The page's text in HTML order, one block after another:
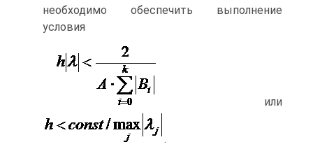
необходимо обеспечить выполнение
условия
или
.